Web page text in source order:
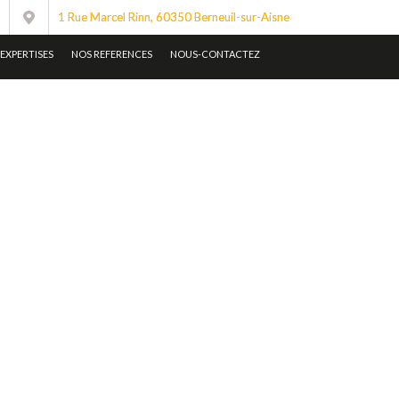
1 Rue Marcel Rinn, 60350 Berneuil-sur-Aisne
EXPERTISES NOS REFERENCES NOUS-CONTACTEZ